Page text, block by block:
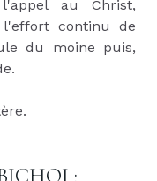
au Christ,
l'effort continu de
du moine puis,